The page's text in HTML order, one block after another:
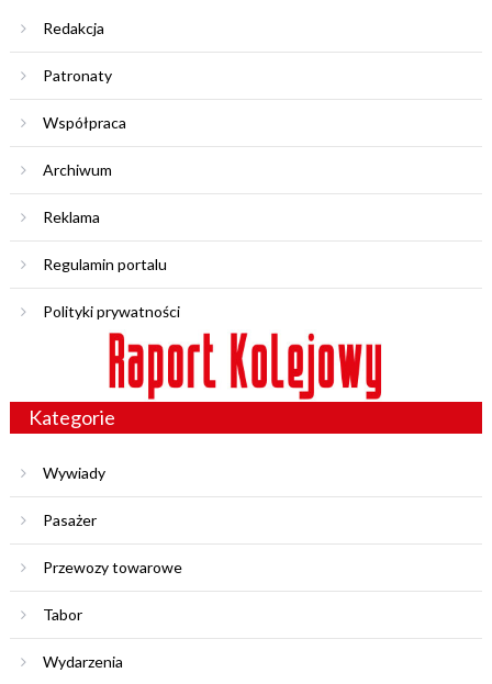
Redakcja
Patronaty
Współpraca
Archiwum
Reklama
Regulamin portalu
Polityki prywatności
Kategorie
Wywiady
Pasażer
Przewozy towarowe
Tabor
Wydarzenia